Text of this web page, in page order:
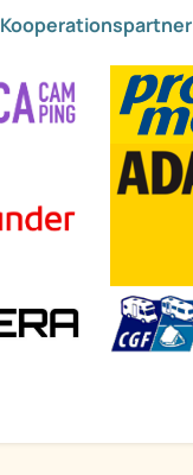
Kooperationspartner